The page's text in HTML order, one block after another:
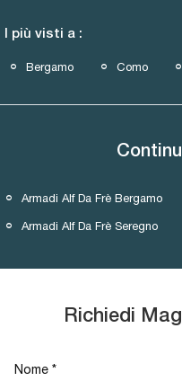
I più visti a :
Bergamo Como
Armadi Alf Da Frè Bergamo
Armadi Alf Da Frè Seregno
Richiedi